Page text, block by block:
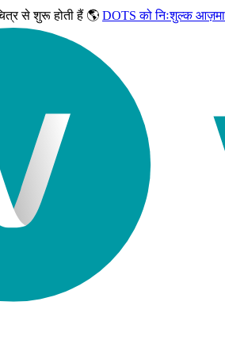
से शुरू होती हैं 🌎 DOTS को निःशुल्क